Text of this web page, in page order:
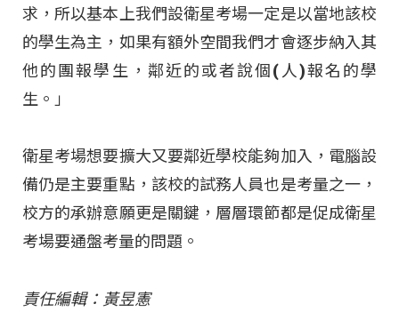
求，所以基本上我們設衛星考場一定是以當地該校
的學生為主，如果有額外空間我們才會逐步納入其
他的團報學生，鄰近的或者說個(人)報名的學
生。」
衛星考場想要擴大又要鄰近學校能夠加入，電腦設
備仍是主要重點，該校的試務人員也是考量之一，
校方的承辦意願更是關鍵，層層環節都是促成衛星
考場要通盤考量的問題。
責任編輯：黃昱憲